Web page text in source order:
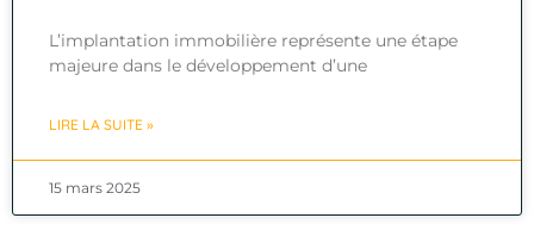
L’implantation immobilière représente une étape
majeure dans le développement d’une
LIRE LA SUITE »
15 mars 2025